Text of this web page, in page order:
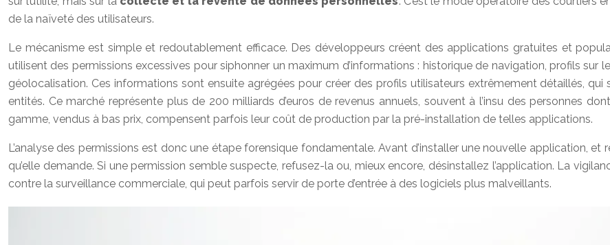
de la naïveté des utilisateurs.
Le mécanisme est simple et redoutablement efficace. Des développeurs créent des applications gratuites et
utilisent des permissions excessives pour siphonner un maximum d’informations : historique de navigation, profils
géolocalisation. Ces informations sont ensuite agrégées pour créer des profils utilisateurs extrêmement détaillés, qui
entités. Ce marché représente plus de 200 milliards d’euros de revenus annuels, souvent à l’insu des personnes
gamme, vendus à bas prix, compensent parfois leur coût de production par la pré-installation de telles applications.
L’analyse des permissions est donc une étape forensique fondamentale. Avant d’installer une nouvelle application,
qu’elle demande. Si une permission semble suspecte, refusez-la ou, mieux encore, désinstallez l’application. La
contre la surveillance commerciale, qui peut parfois servir de porte d’entrée à des logiciels plus malveillants.